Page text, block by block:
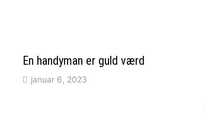
En handyman er guld værd
januar 6, 2023